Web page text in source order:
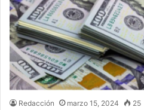
Redacción marzo 15, 2024 25